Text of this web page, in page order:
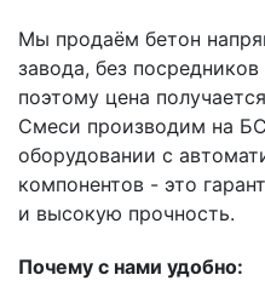
Мы продаём бетон
завода, без
поэтому цена
Смеси производим на
оборудовании с
компонентов - это
и высокую прочность.
Почему с нами удобно: